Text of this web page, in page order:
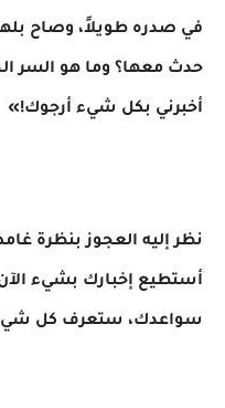
في صدره طويلاً، وصاح
حدث معها؟ وما هو السر
أخبرني بكل شيء أرجوك!»
نظر إليه العجوز بنظرة
أستطيع إخبارك بشيء
سواعدك، ستعرف كل